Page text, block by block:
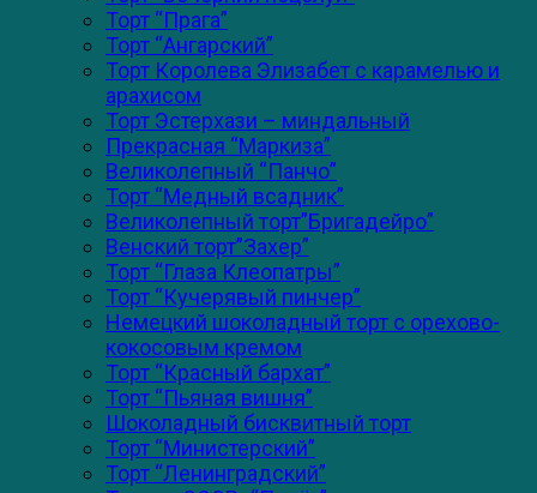
Торт “Прага”
Торт “Ангарский”
Торт Королева Элизабет с карамелью и
арахисом
Торт Эстерхази – миндальный
Прекрасная “Маркиза”
Великолепный “Панчо”
Торт “Медный всадник”
Великолепный торт”Бригадейро”
Венский торт”Захер”
Торт “Глаза Клеопатры”
Торт “Кучерявый пинчер”
Немецкий шоколадный торт с орехово-
кокосовым кремом
Торт “Красный бархат”
Торт “Пьяная вишня”
Шоколадный бисквитный торт
Торт “Министерский”
Торт “Ленинградский”